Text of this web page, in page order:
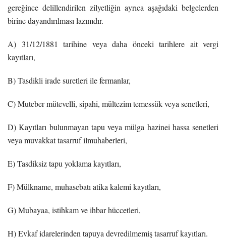
gereğince delillendirilen zilyetliğin ayrıca aşağıdaki belgelerden
birine dayandırılması lazımdır.
A) 31/12/1881 tarihine veya daha önceki tarihlere ait vergi
kayıtları,
B) Tasdikli irade suretleri ile fermanlar,
C) Muteber mütevelli, sipahi, mültezim temessük veya senetleri,
D) Kayıtları bulunmayan tapu veya mülga hazinei hassa senetleri
veya muvakkat tasarruf ilmuhaberleri,
E) Tasdiksiz tapu yoklama kayıtları,
F) Mülkname, muhasebatı atika kalemi kayıtları,
G) Mubayaa, istihkam ve ihbar hüccetleri,
H) Evkaf idarelerinden tapuya devredilmemiş tasarruf kayıtları.